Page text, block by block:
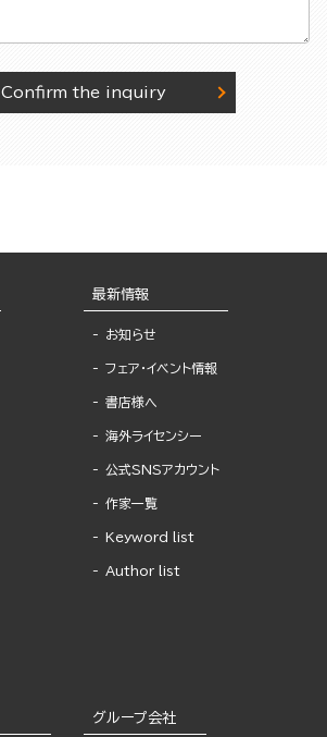
Confirm the inquiry
最新情報
お知らせ
フェア・イベント情報
書店様へ
海外ライセンシー
公式SNSアカウント
作家一覧
Keyword list
Author list
グループ会社